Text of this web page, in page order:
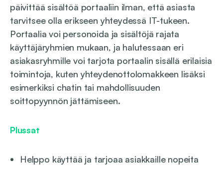
päivittää sisältöä portaaliin ilman, että asiasta
tarvitsee olla erikseen yhteydessä IT-tukeen.
Portaalia voi personoida ja sisältöjä rajata
käyttäjäryhmien mukaan, ja halutessaan eri
asiakasryhmille voi tarjota portaalin sisällä erilaisia
toimintoja, kuten yhteydenottolomakkeen lisäksi
esimerkiksi chatin tai mahdollisuuden
soittopyynnön jättämiseen.
Plussat
Helppo käyttää ja tarjoaa asiakkaille nopeita